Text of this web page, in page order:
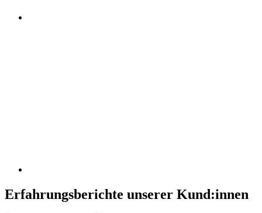
Erfahrungsberichte unserer Kund:innen